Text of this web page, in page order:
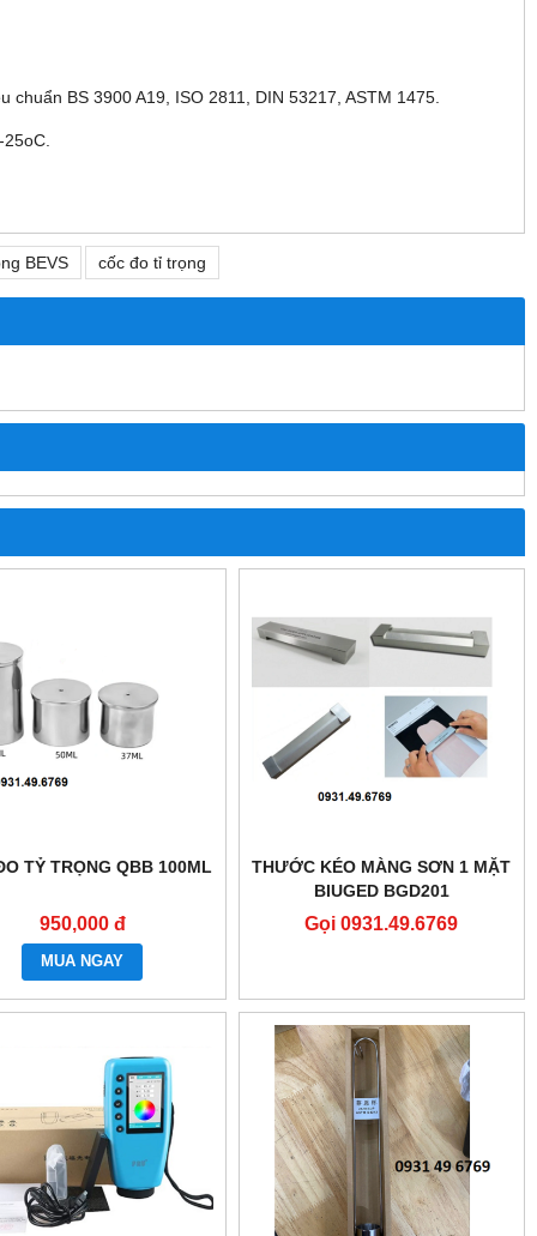
BS 3900 A19, ISO 2811, DIN 53217, ASTM 1475.
BEVS cốc đo tỉ trọng
TỶ TRỌNG QBB 100ML
950,000 đ
MUA NGAY
THƯỚC KÉO MÀNG SƠN 1 MẶT
BIUGED BGD201
Gọi 0931.49.6769